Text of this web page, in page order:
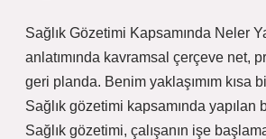
Sağlık Gözetimi Kapsamında Neler
anlatımında kavramsal çerçeve net,
geri planda. Benim yaklaşımım kısa
Sağlık gözetimi kapsamında yapılan
Sağlık gözetimi, çalışanın işe